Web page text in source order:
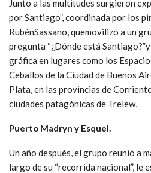
Junto a las multitudes surgieron
por Santiago”, coordinada por los
RubénSassano, quemovilizó a un
pregunta “¿Dónde está
gráfica en lugares como los
Ceballos de la Ciudad de Buenos
Plata, en las provincias de
ciudades patagónicas de Trelew,
Puerto Madryn y Esquel.
Un año después, el grupo reunió a
largo de su “recorrida nacional”, le